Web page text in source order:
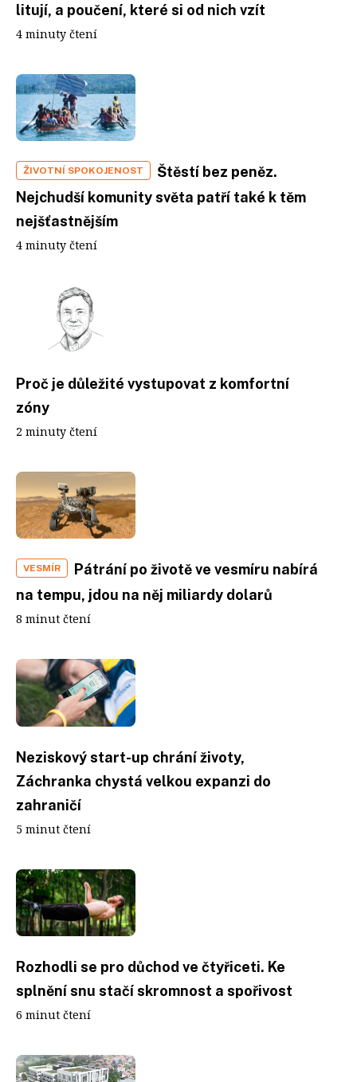
litují, a poučení, které si od nich vzít
4 minuty čtení
ŽIVOTNÍ SPOKOJENOST
Štěstí bez peněz.
Nejchudší komunity světa patří také k těm
nejšťastnějším
4 minuty čtení
Proč je důležité vystupovat z komfortní
zóny
2 minuty čtení
VESMÍR
Pátrání po životě ve vesmíru nabírá
na tempu, jdou na něj miliardy dolarů
8 minut čtení
Neziskový start-up chrání životy,
Záchranka chystá velkou expanzi do
zahraničí
5 minut čtení
Rozhodli se pro důchod ve čtyřiceti. Ke
splnění snu stačí skromnost a spořivost
6 minut čtení